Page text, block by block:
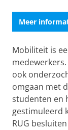
Meer
Mobiliteit is
ook
omgaan met
studenten en
gestimuleerd
RUG